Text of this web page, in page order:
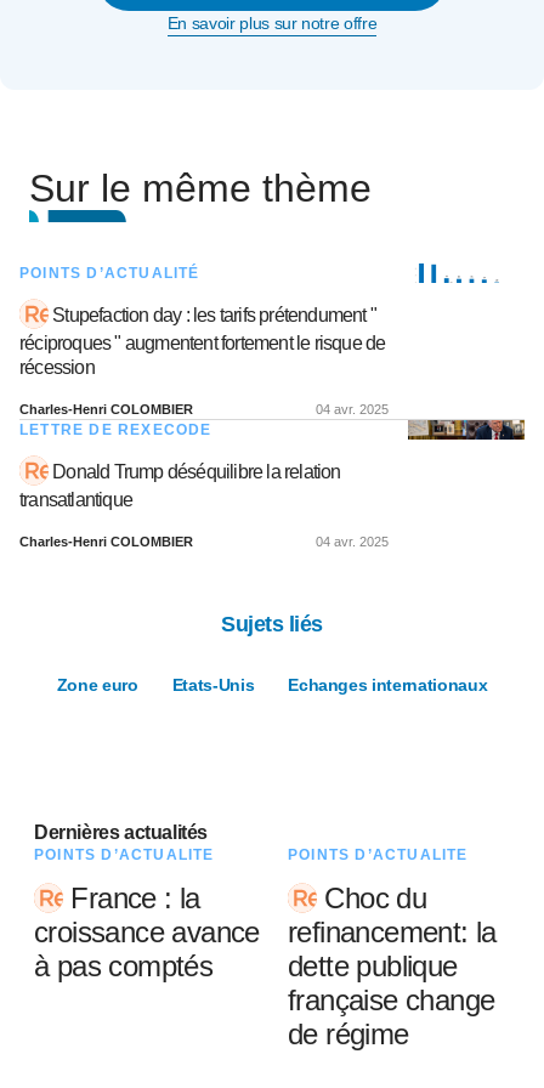
En savoir plus sur notre offre
Sur le même thème
POINTS D’ACTUALITÉ
Stupefaction day : les tarifs prétendument "
réciproques " augmentent fortement le risque de
récession
Charles-Henri COLOMBIER 04 avr. 2025
LETTRE DE REXECODE
Donald Trump déséquilibre la relation
transatlantique
Charles-Henri COLOMBIER 04 avr. 2025
Sujets liés
Zone euro Etats-Unis Echanges internationaux
Dernières actualités
POINTS D’ACTUALITÉ
France : la
croissance avance
à pas comptés
POINTS D’ACTUALITÉ
Choc du
refinancement: la
dette publique
française change
de régime